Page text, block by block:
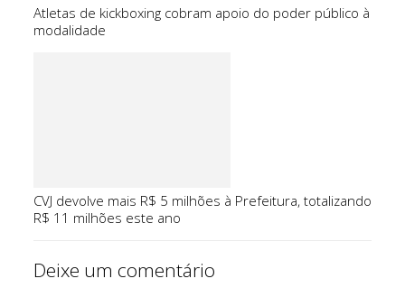
Atletas de kickboxing cobram apoio do poder público à
modalidade
CVJ devolve mais R$ 5 milhões à Prefeitura, totalizando
R$ 11 milhões este ano
Deixe um comentário